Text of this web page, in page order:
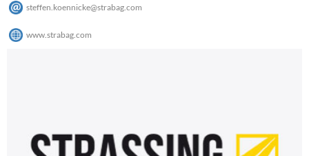
steffen.koennicke@strabag.com
www.strabag.com